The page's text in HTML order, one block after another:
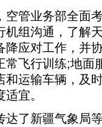
管业务部全面
机组沟通，了解
降应对工作，并
常飞行训练;地面
和运输车辆，及
宜。
了新疆气象局